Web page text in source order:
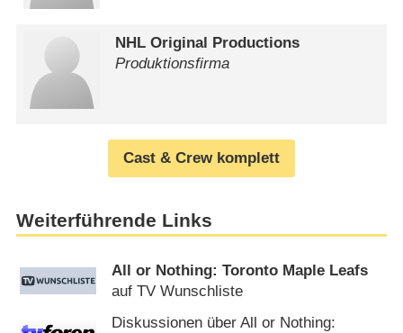
NHL Original Productions
Produktionsfirma
Cast & Crew komplett
Weiterführende Links
All or Nothing: Toronto Maple Leafs
auf TV Wunschliste
Diskussionen über All or Nothing: